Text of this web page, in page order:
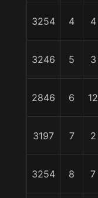
3254 4 4
3246 5 3
2846 6 12
3197 7 2
3254 8 7